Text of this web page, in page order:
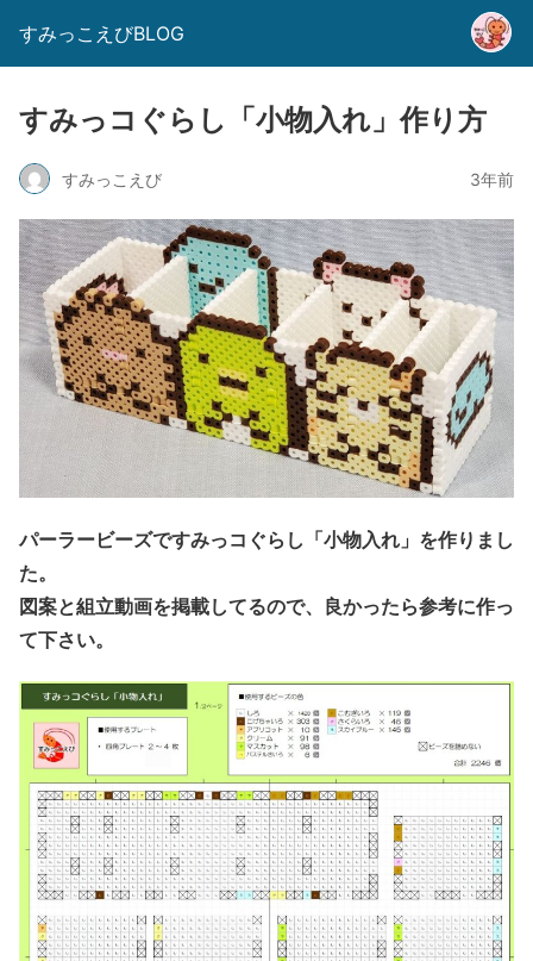
すみっこえびBLOG
すみっコぐらし「小物入れ」作り方
すみっこえび 3年前
パーラービーズですみっコぐらし「小物入れ」を作りまし
た。
図案と組立動画を掲載してるので、良かったら参考に作っ
て下さい。